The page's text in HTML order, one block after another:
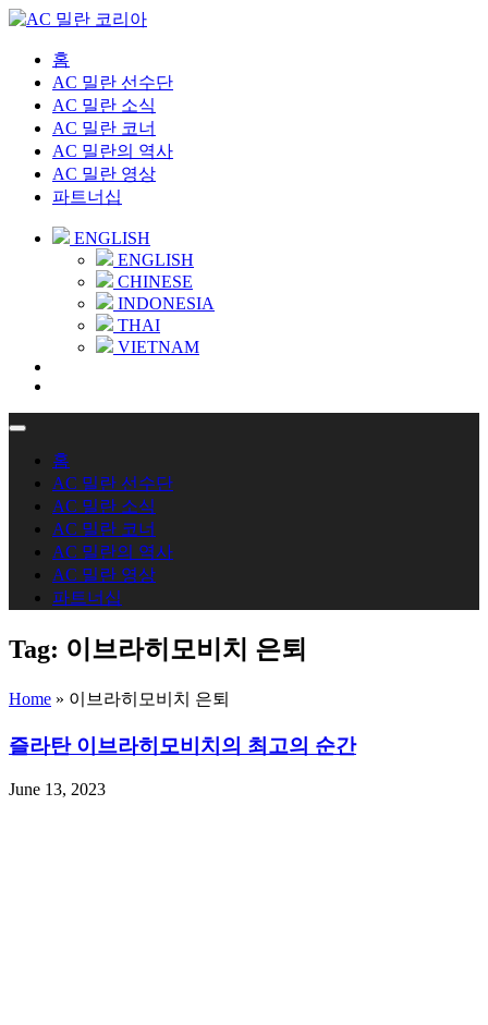
홈
AC 밀란 선수단
AC 밀란 소식
AC 밀란 코너
AC 밀란의 역사
AC 밀란 영상
파트너십
ENGLISH
ENGLISH
CHINESE
INDONESIA
THAI
VIETNAM
홈
AC 밀란 선수단
AC 밀란 소식
AC 밀란 코너
AC 밀란의 역사
AC 밀란 영상
파트너십
Tag: 이브라히모비치 은퇴
Home » 이브라히모비치 은퇴
즐라탄 이브라히모비치의 최고의 순간
June 13, 2023